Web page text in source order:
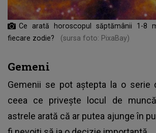
Ce arată horoscopul săptămânii 1-8
fiecare zodie?
(sursa foto: PixaBay)
Gemeni
Gemenii se pot aștepta la o serie
ceea ce privește locul de
astrele arată că ar putea ajunge în